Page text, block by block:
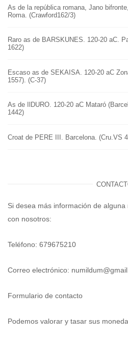
As de la república romana, Jano
Roma. (Crawford162/3)
Raro as de BARSKUNES. 120-20 aC.
1622)
Escaso as de SEKAISA. 120-20 aC
1557). (C-37)
As de IlDURO. 120-20 aC Mataró
1442)
Croat de PERE III. Barcelona. (Cru.VS
Si desea más información de
con nosotros:
Teléfono: 679675210
Correo electrónico:
Formulario de contacto
Podemos valorar y tasar sus